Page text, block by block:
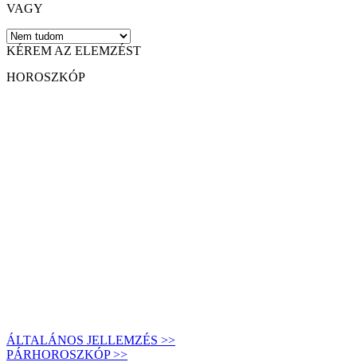
VAGY
KÉREM AZ ELEMZÉST
HOROSZKÓP
ÁLTALÁNOS JELLEMZÉS >>
PÁRHOROSZKÓP >>